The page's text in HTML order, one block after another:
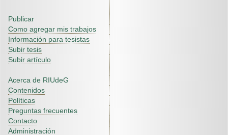
Publicar
Como agregar mis trabajos
Información para tesistas
Subir tesis
Subir artículo
Acerca de RIUdeG
Contenidos
Políticas
Preguntas frecuentes
Contacto
Administración